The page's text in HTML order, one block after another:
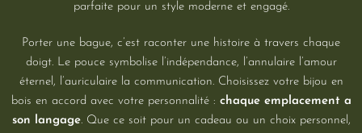
parfaite pour un style moderne et engagé.
Porter une bague, c’est raconter une histoire à travers chaque
doigt. Le pouce symbolise l’indépendance, l’annulaire l’amour
éternel, l’auriculaire la communication. Choisissez votre bijou en
bois en accord avec votre personnalité : chaque emplacement a
son langage. Que ce soit pour un cadeau ou un choix personnel,